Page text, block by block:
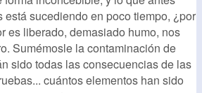
está sucediendo en poco tiempo, ¿por
es liberado, demasiado humo, nos
Sumémosle la contaminación de
sido todas las consecuencias de las
cuántos elementos han sido